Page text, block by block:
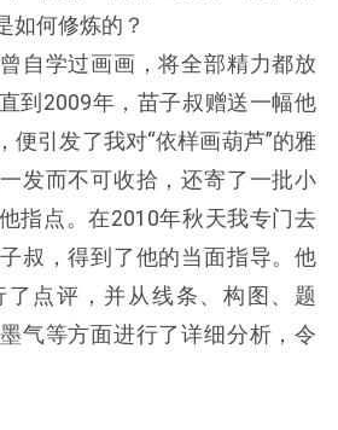
如何修炼的？
自学过画画，将全部精力都放
到2009年，苗子叔赠送一幅他
便引发了我对“依样画葫芦”的雅
发而不可收拾，还寄了一批小
指点。在2010年秋天我专门去
叔，得到了他的当面指导。他
了点评，并从线条、构图、题
气等方面进行了详细分析，令